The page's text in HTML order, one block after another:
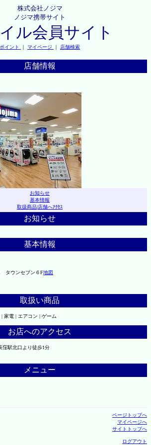
株式会社ノジマ
ノジマ携帯サイト
ル会員サイト
ポイント ｜ マイページ ｜ 店舗検索
店舗情報
お知らせ
基本情報
取扱商品|店舗へｱｸｾｽ
お知らせ
基本情報
タウンセブン６F地図
取扱い商品
家電 | エアコン | ゲーム
お店へのアクセス
駅北口より徒歩1分
メニュー
ページトップへ
マイページへ
サイトトップへ
ログアウト